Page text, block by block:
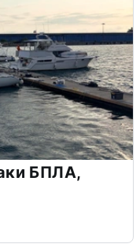
БПЛА,